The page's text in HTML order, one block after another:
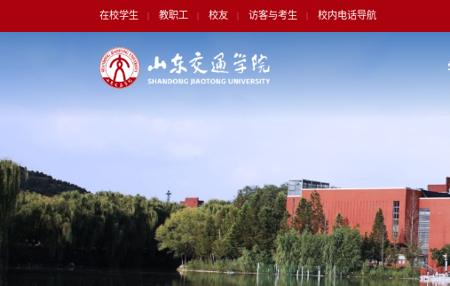
在校学生 教职工 校友 访客与考生 校内电话导航